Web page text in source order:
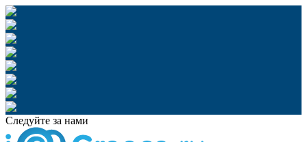
Следуйте за нами